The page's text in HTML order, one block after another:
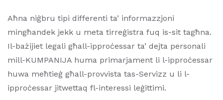
Aħna niġbru tipi differenti ta’ informazzjoni
mingħandek jekk u meta tirreġistra fuq is-sit tagħna.
Il-bażijiet legali għall-ipproċessar ta’ dejta personali
mill-KUMPANIJA huma primarjament li l-ipproċessar
huwa meħtieġ għall-provvista tas-Servizz u li l-
ipproċessar jitwettaq fl-interessi leġittimi.